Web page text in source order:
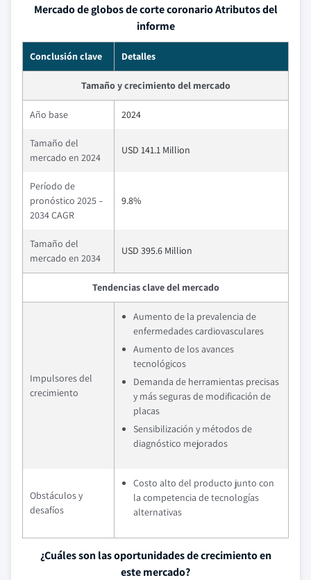
Mercado de globos de corte coronario Atributos del
informe
Conclusión clave Detalles
Tamaño y crecimiento del mercado
Año base 2024
Tamaño del
mercado en 2024
USD 141.1 Million
Período de
pronóstico 2025 –
2034 CAGR
9.8%
Tamaño del
mercado en 2034
USD 395.6 Million
Tendencias clave del mercado
Impulsores del
crecimiento
Aumento de la prevalencia de
enfermedades cardiovasculares
Aumento de los avances
tecnológicos
Demanda de herramientas precisas
y más seguras de modificación de
placas
Sensibilización y métodos de
diagnóstico mejorados
Obstáculos y
desafíos
Costo alto del producto junto con
la competencia de tecnologías
alternativas
¿Cuáles son las oportunidades de crecimiento en
este mercado?